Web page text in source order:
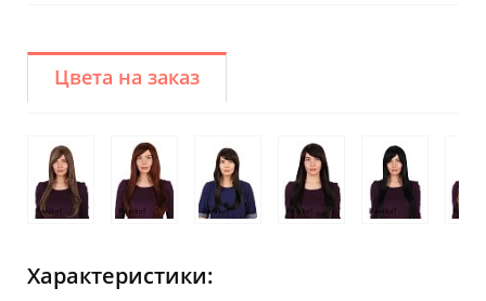
Цвета на заказ
Характеристики: